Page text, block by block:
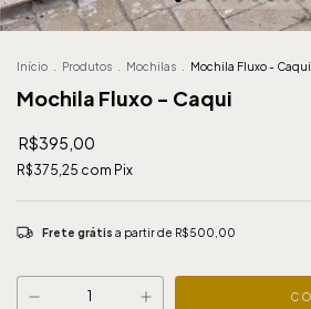
Início . Produtos . Mochilas . Mochila Fluxo - Caqui
Mochila Fluxo - Caqui
R$395,00
R$375,25 com Pix
Frete grátis a partir de R$500,00